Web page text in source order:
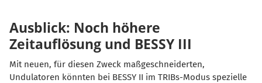
Ausblick: Noch höhere
Zeitauflösung und BESSY III
Mit neuen, für diesen Zweck maßgeschneiderten,
Undulatoren könnten bei BESSY II im TRIBs-Modus spezielle